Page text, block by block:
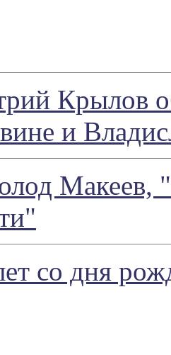
Крылов
и
Макеев,
со дня